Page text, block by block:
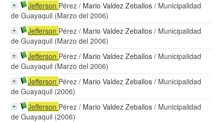
Jefferson Pérez / Mario Valdez Zeballos / Municipalidad
de Guayaquil (Marzo del 2006)
Jefferson Pérez / Mario Valdez Zeballos / Municipalidad
de Guayaquil (Marzo del 2006)
Jefferson Pérez / Mario Valdez Zeballos / Municipalidad
de Guayaquil (Marzo del 2006)
Jefferson Pérez / Mario Valdez Zeballos / Municipalidad
de Guayaquil (2006)
Jefferson Pérez / Mario Valdez Zeballos / Municipalidad
de Guayaquil (2006)